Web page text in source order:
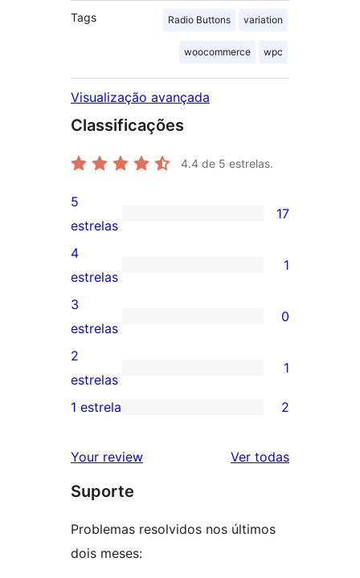
Tags Radio Buttons variation
woocommerce wpc
Visualização avançada
Classificações
4.4 de 5 estrelas.
17
avaliações
com
5
estrelas
5
estrelas
17
1
avaliação
com
4
estrela
4
estrelas
1
0
avaliação
com
3
3
estrelas
0
1
avaliação
2
2
estrelas
1
com
1
1 estrela 2
Your review Ver todasavaliações
Suporte
Problemas resolvidos nos últimos
dois meses: